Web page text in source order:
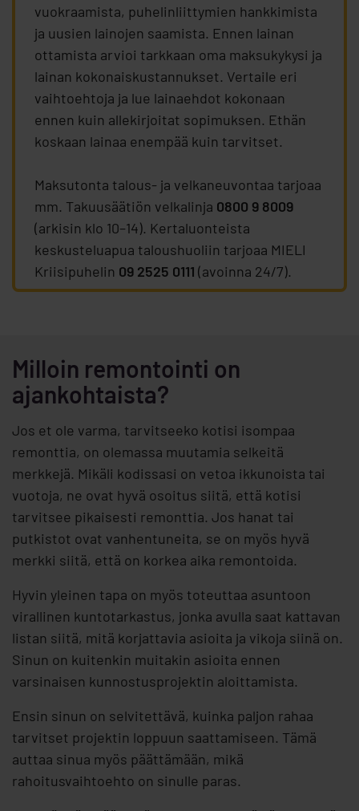
vuokraamista, puhelinliittymien hankkimista
ja uusien lainojen saamista. Ennen lainan
ottamista arvioi tarkkaan oma maksukykysi ja
lainan kokonaiskustannukset. Vertaile eri
vaihtoehtoja ja lue lainaehdot kokonaan
ennen kuin allekirjoitat sopimuksen. Ethän
koskaan lainaa enempää kuin tarvitset.
Maksutonta talous- ja velkaneuvontaa tarjoaa
mm. Takuusäätiön velkalinja 0800 9 8009
(arkisin klo 10–14). Kertaluonteista
keskusteluapua taloushuoliin tarjoaa MIELI
Kriisipuhelin 09 2525 0111 (avoinna 24/7).
Milloin remontointi on
ajankohtaista?
Jos et ole varma, tarvitseeko kotisi isompaa
remonttia, on olemassa muutamia selkeitä
merkkejä. Mikäli kodissasi on vetoa ikkunoista tai
vuotoja, ne ovat hyvä osoitus siitä, että kotisi
tarvitsee pikaisesti remonttia. Jos hanat tai
putkistot ovat vanhentuneita, se on myös hyvä
merkki siitä, että on korkea aika remontoida.
Hyvin yleinen tapa on myös toteuttaa asuntoon
virallinen kuntotarkastus, jonka avulla saat kattavan
listan siitä, mitä korjattavia asioita ja vikoja siinä on.
Sinun on kuitenkin muitakin asioita ennen
varsinaisen kunnostusprojektin aloittamista.
Ensin sinun on selvitettävä, kuinka paljon rahaa
tarvitset projektin loppuun saattamiseen. Tämä
auttaa sinua myös päättämään, mikä
rahoitusvaihtoehto on sinulle paras.